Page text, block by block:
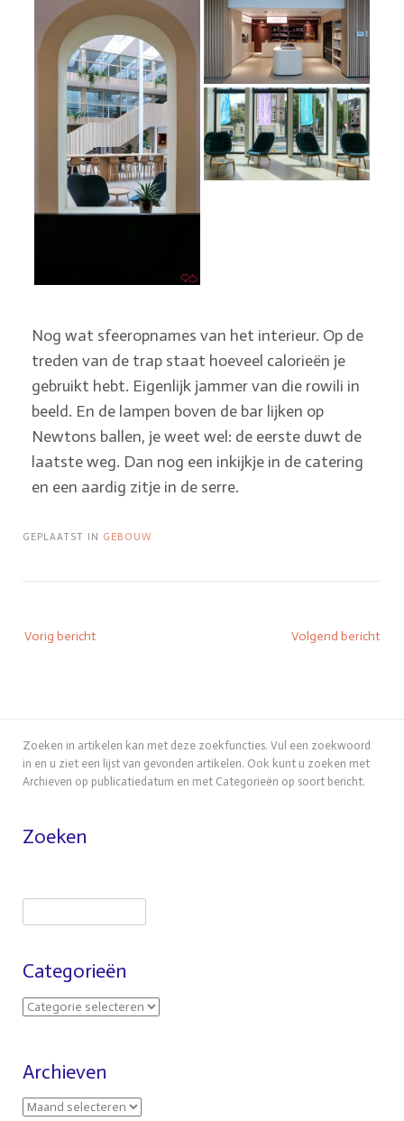
Nog wat sfeeropnames van het interieur. Op de
treden van de trap staat hoeveel calorieën je
gebruikt hebt. Eigenlijk jammer van die rowili in
beeld. En de lampen boven de bar lijken op
Newtons ballen, je weet wel: de eerste duwt de
laatste weg. Dan nog een inkijkje in de catering
en een aardig zitje in de serre.
GEPLAATST IN GEBOUW
Vorig bericht Volgend bericht
Zoeken in artikelen kan met deze zoekfuncties. Vul een zoekwoord
in en u ziet een lijst van gevonden artikelen. Ook kunt u zoeken met
Archieven op publicatiedatum en met Categorieën op soort bericht.
Zoeken
Categorieën
Archieven